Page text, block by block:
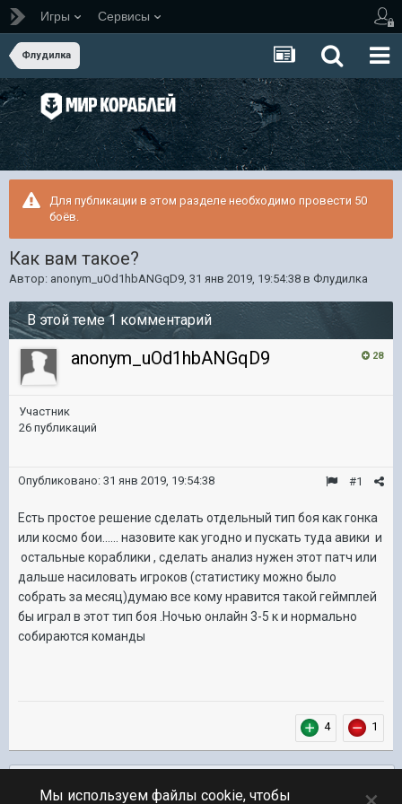
Игры Сервисы
Флудилка
Для публикации в этом разделе необходимо провести 50
боёв.
Как вам такое?
Автор: anonym_uOd1hbANGqD9, 31 янв 2019, 19:54:38 в Флудилка
В этой теме 1 комментарий
28
anonym_uOd1hbANGqD9
Участник
26 публикаций
#1
Опубликовано: 31 янв 2019, 19:54:38
Есть простое решение сделать отдельный тип боя как гонка
или космо бои...... назовите как угодно и пускать туда авики и
остальные кораблики , сделать анализ нужен этот патч или
дальше насиловать игроков (статистику можно было
собрать за месяц)думаю все кому нравится такой геймплей
бы играл в этот тип боя .Ночью онлайн 3-5 к и нормально
собираются команды
4 1
Мы используем файлы cookie, чтобы